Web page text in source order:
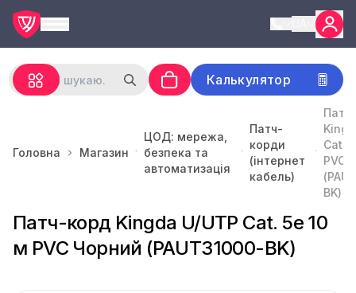
Калькулятор
Головна Магазин
ЦОД: мережа,
безпека та
автоматизація
Патч-
корди
(інтернет
кабель)
Cat.
PVC
BK)
Патч-корд Kingda U/UTP Cat. 5e 10
м PVC Чорний (PAUT31000-BK)